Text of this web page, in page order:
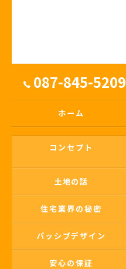
087-845-5209
ホーム
コンセプト
土地の話
住宅業界の秘密
パッシブデザイン
安心の保証